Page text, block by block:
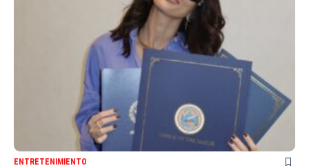
ENTRETENIMIENTO